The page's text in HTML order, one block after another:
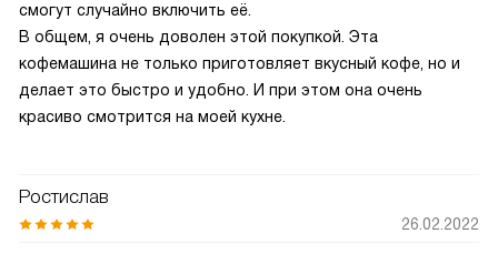
смогут случайно включить её.
В общем, я очень доволен этой покупкой. Эта
кофемашина не только приготовляет вкусный кофе, но и
делает это быстро и удобно. И при этом она очень
красиво смотрится на моей кухне.
Ростислав
26.02.2022